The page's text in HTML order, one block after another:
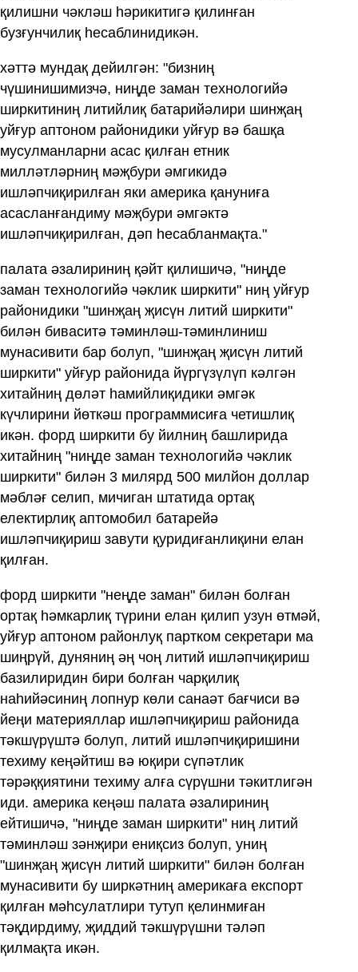
қилишни чәкләш һәрикитигә қилинған
бузғунчилиқ һесаблинидикән.
хәттә мундақ дейилгән: "бизниң
чүшинишимизчә, ниңде заман технологийә
ширкитиниң литийлиқ батарийәлири шинҗаң
уйғур аптоном районидики уйғур вә башқа
мусулманларни асас қилған етник
милләтләрниң мәҗбури әмгикидә
ишләпчиқирилған яки америка қануниға
асасланғандиму мәҗбури әмгәктә
ишләпчиқирилған, дәп һесабланмақта."
палата әзалириниң қәйт қилишичә, "ниңде
заман технологийә чәклик ширкити" ниң уйғур
районидики "шинҗаң җисүн литий ширкити"
билән биваситә тәминләш-тәминлиниш
мунасивити бар болуп, "шинҗаң җисүн литий
ширкити" уйғур районида йүргүзүлүп кәлгән
хитайниң дөләт һамийлиқидики әмгәк
күчлирини йөткәш программисиға четишлиқ
икән. форд ширкити бу йилниң башлирида
хитайниң "ниңде заман технологийә чәклик
ширкити" билән 3 милярд 500 милйон доллар
мәбләғ селип, мичиган штатида ортақ
електирлиқ аптомобил батарейә
ишләпчиқириш завути қуридиғанлиқини елан
қилған.
форд ширкити "неңде заман" билән болған
ортақ һәмкарлиқ түрини елан қилип узун өтмәй,
уйғур аптоном районлуқ партком секретари ма
шиңрүй, дуняниң әң чоң литий ишләпчиқириш
базилиридин бири болған чарқилиқ
наһийәсиниң лопнур көли санаәт бағчиси вә
йеңи материяллар ишләпчиқириш районида
тәкшүрүштә болуп, литий ишләпчиқиришини
техиму кеңәйтиш вә юқири сүпәтлик
тәрәққиятини техиму алға сүрүшни тәкитлигән
иди. америка кеңәш палата әзалириниң
ейтишичә, "ниңде заман ширкити" ниң литий
тәминләш зәнҗири ениқсиз болуп, униң
"шинҗаң җисүн литий ширкити" билән болған
мунасивити бу ширкәтниң америкаға експорт
қилған мәһсулатлири тутуп қелинмиған
тәқдирдиму, җиддий тәкшүрүшни тәләп
қилмақта икән.